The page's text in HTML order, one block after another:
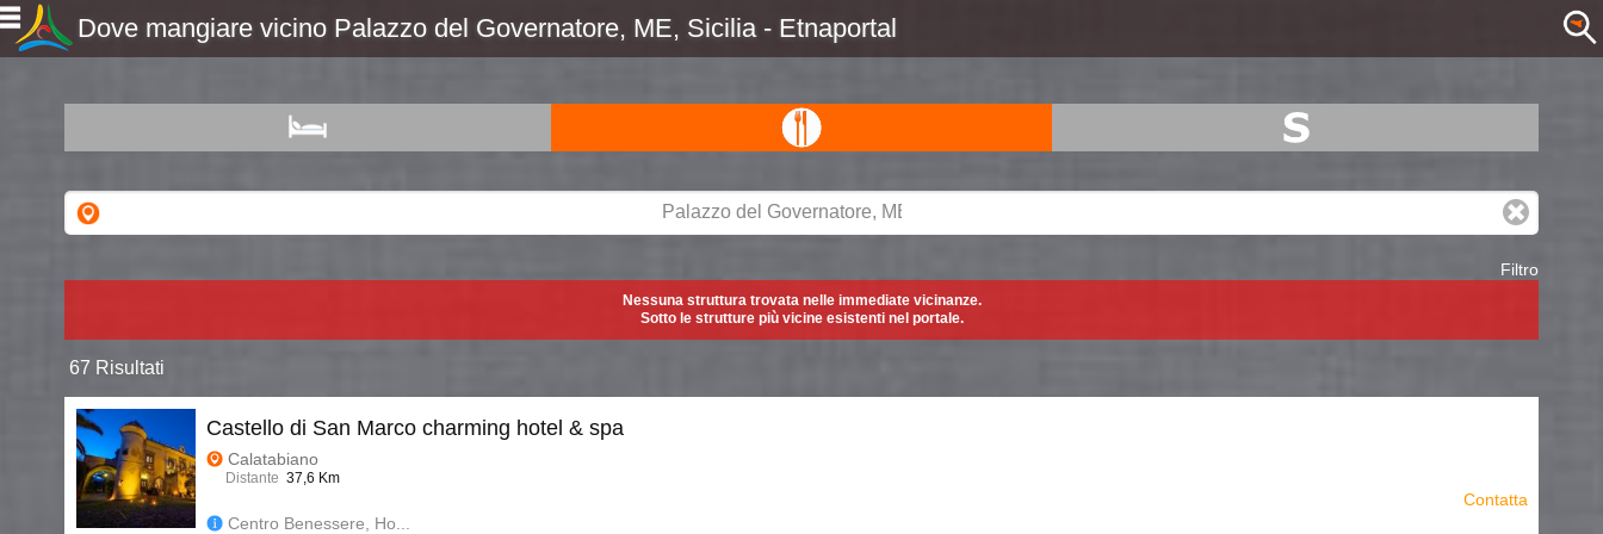
Dove mangiare vicino Palazzo del Governatore, ME, Sicilia - Etnaportal
Filtro
Nessuna struttura trovata nelle immediate vicinanze.
Sotto le strutture più vicine esistenti nel portale.
67 Risultati
Castello di San Marco charming hotel & spa
Calatabiano
Distante 37,6 Km
Centro Benessere, Ho...
Contatta